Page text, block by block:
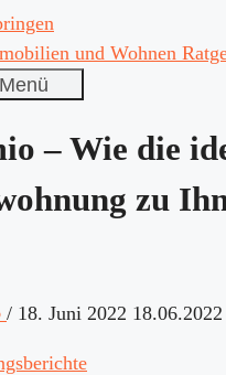
Menü
– Wie die
zu
/ 18. Juni 2022 18.06.2022